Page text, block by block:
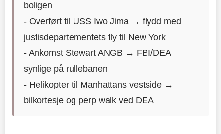
boligen
- Overført til USS Iwo Jima → flydd med
justisdepartementets fly til New York
- Ankomst Stewart ANGB → FBI/DEA
synlige på rullebanen
- Helikopter til Manhattans vestside →
bilkortesje og perp walk ved DEA